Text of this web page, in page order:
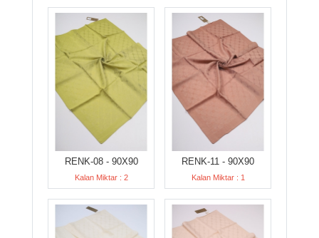
RENK-08 - 90X90
Kalan Miktar : 2
RENK-11 - 90X90
Kalan Miktar : 1